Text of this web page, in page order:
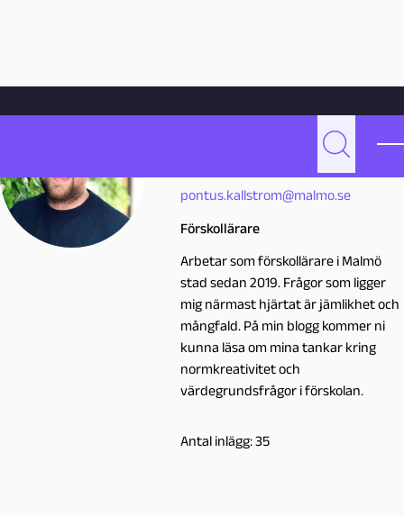
Hoppa till innehåll
o
Sök
Pontus
pontus.kallstrom@malmo.se
Förskollärare
Arbetar som förskollärare i Malmö
stad sedan 2019. Frågor som ligger
mig närmast hjärtat är jämlikhet och
mångfald. På min blogg kommer ni
kunna läsa om mina tankar kring
normkreativitet och
värdegrundsfrågor i förskolan.
Antal inlägg: 35